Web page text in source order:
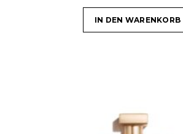
IN DEN WARENKORB